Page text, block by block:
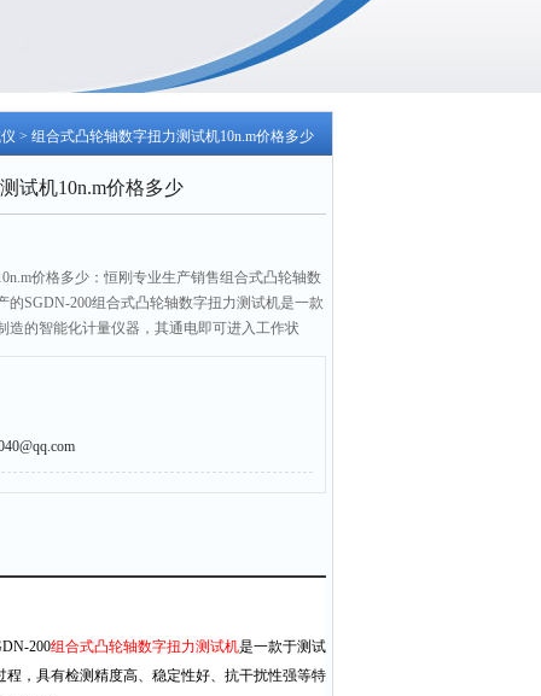
> 组合式凸轮轴数字扭力测试机10n.m价格多少
试机10n.m价格多少
价格多少：恒刚专业生产销售组合式凸轮轴数
的SGDN-200组合式凸轮轴数字扭力测试机是一款
造的智能化计量仪器，其通电即可进入工作状
度高、稳定性好、抗干扰性强等特点，该款组合
用于电机、机械制造、科研机构等行业。
200组合式凸轮轴数字扭力测试机是一款于测试
，具有检测精度高、稳定性好、抗干扰性强等特